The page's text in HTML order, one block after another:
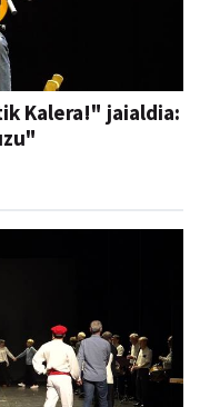
Kalera!" jaialdia: